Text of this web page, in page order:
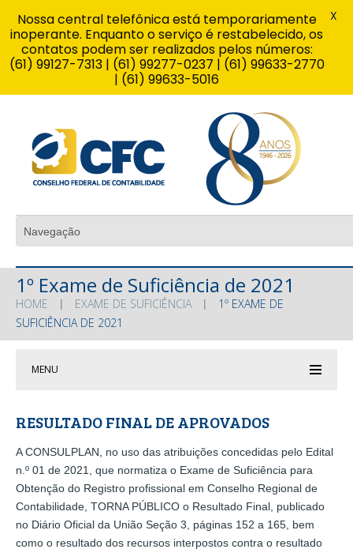
1º Exame de Suficiência de 2021
HOME EXAME DE SUFICIÊNCIA
1º EXAME DE
SUFICIÊNCIA DE 2021
MENU
RESULTADO FINAL DE APROVADOS
A CONSULPLAN, no uso das atribuições concedidas pelo Edital
n.º 01 de 2021, que normatiza o Exame de Suficiência para
Obtenção do Registro profissional em Conselho Regional de
Contabilidade, TORNA PÚBLICO o Resultado Final, publicado
no Diário Oficial da União Seção 3, páginas 152 a 165, bem
como o resultado dos recursos interpostos contra o resultado
Nossa central telefônica está temporariamente
inoperante. Enquanto o serviço é restabelecido, os
contatos podem ser realizados pelos números:
(61) 99127-7313 | (61) 99277-0237 | (61) 99633-2770
| (61) 99633-5016
X